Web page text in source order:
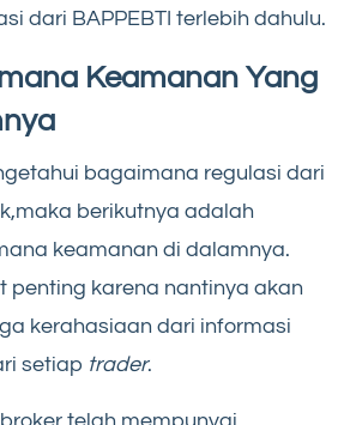
dari BAPPEBTI terlebih dahulu.
Keamanan Yang
bagaimana regulasi dari
berikutnya adalah
keamanan di dalamnya.
penting karena nantinya akan
kerahasiaan dari informasi
setiap trader.